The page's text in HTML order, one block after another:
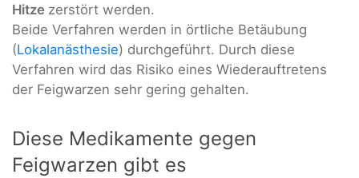
Hitze zerstört werden.
Beide Verfahren werden in örtliche Betäubung
(Lokalanästhesie) durchgeführt. Durch diese
Verfahren wird das Risiko eines Wiederauftretens
der Feigwarzen sehr gering gehalten.
Diese Medikamente gegen
Feigwarzen gibt es